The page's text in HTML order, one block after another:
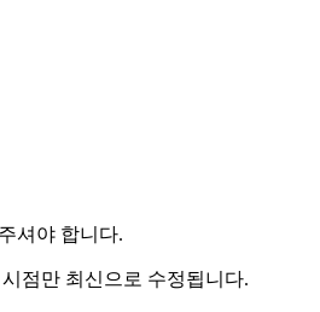
셔야 합니다.
점만 최신으로 수정됩니다.